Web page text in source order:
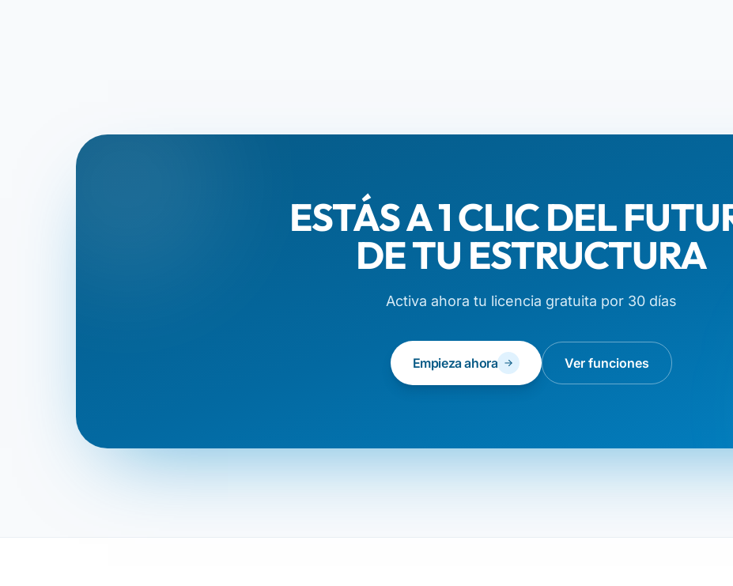
ESTÁS A 1 CLIC DEL
DE TU ESTRUCTURA
Activa ahora tu licencia gratuita por 30 días
Empieza ahora Ver funciones